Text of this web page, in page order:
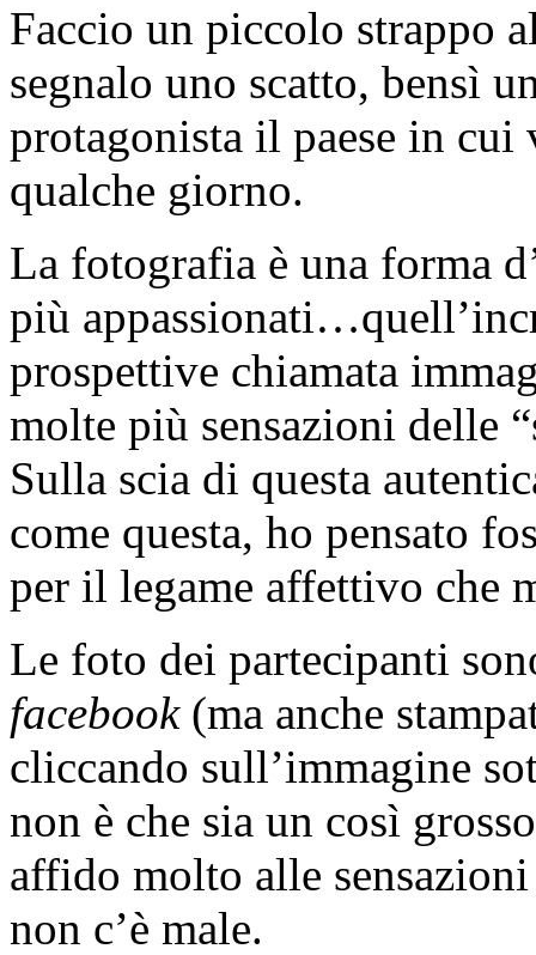
Faccio un piccolo strappo
segnalo uno scatto, bensì
protagonista il paese in cui
qualche giorno.
La fotografia è una forma
più
prospettive chiamata
molte più sensazioni delle
Sulla scia di questa
come questa, ho pensato
per il legame affettivo che
Le foto dei partecipanti
facebook(ma anche
cliccando sull’immagine
non è che sia un così
affido molto alle
non c’è male.